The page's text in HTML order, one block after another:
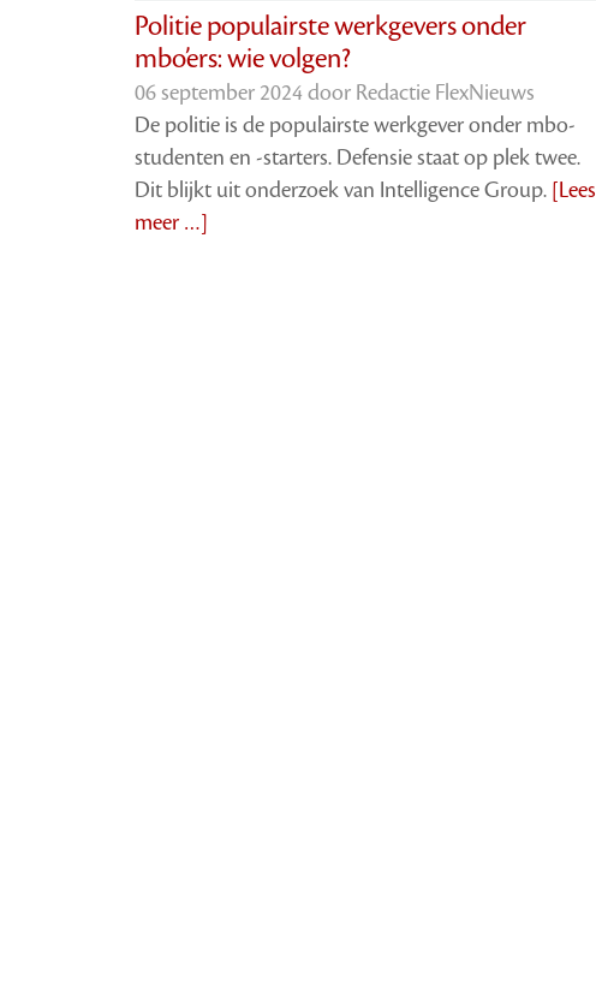
Politie populairste werkgevers onder
mbo’ers: wie volgen?
06 september 2024 door Redactie FlexNieuws
De politie is de populairste werkgever onder mbo-
studenten en -starters. Defensie staat op plek twee.
Dit blijkt uit onderzoek van Intelligence Group. [Lees
meer …]